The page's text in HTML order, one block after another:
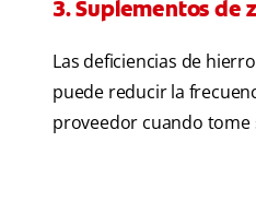
3. Suplementos de
Las deficiencias de
puede reducir la
proveedor cuando tome